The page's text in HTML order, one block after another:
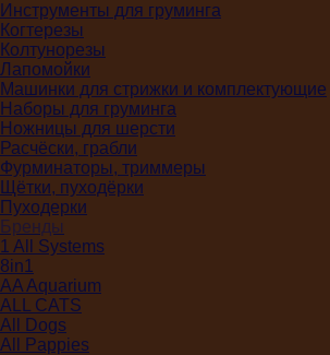
Инструменты для груминга
Когтерезы
Колтунорезы
Лапомойки
Машинки для стрижки и комплектующие
Наборы для груминга
Ножницы для шерсти
Расчёски, грабли
Фурминаторы, триммеры
Щётки, пуходёрки
Пуходерки
Бренды
1 All Systems
8in1
AA Aquarium
ALL CATS
All Dogs
All Pappies